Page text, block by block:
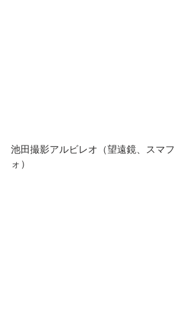
池田撮影アルビレオ（望遠鏡、スマフ
ォ）